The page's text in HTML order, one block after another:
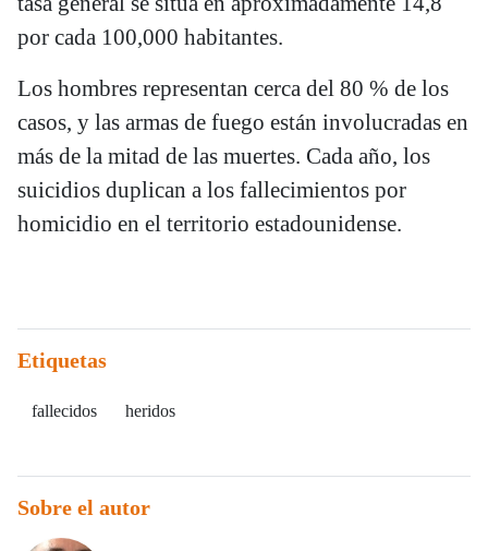
por cada 100,000 habitantes.
Los hombres representan cerca del 80 % de los
casos, y las armas de fuego están involucradas en
más de la mitad de las muertes. Cada año, los
suicidios duplican a los fallecimientos por
homicidio en el territorio estadounidense.
Etiquetas
fallecidos heridos
Sobre el autor